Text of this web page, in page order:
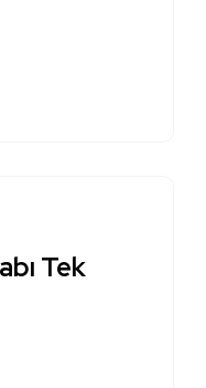
Tek